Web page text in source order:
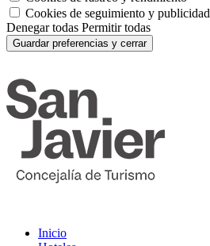
Cookies de seguimiento y publicidad
Denegar todas Permitir todas
Guardar preferencias y cerrar
Inicio